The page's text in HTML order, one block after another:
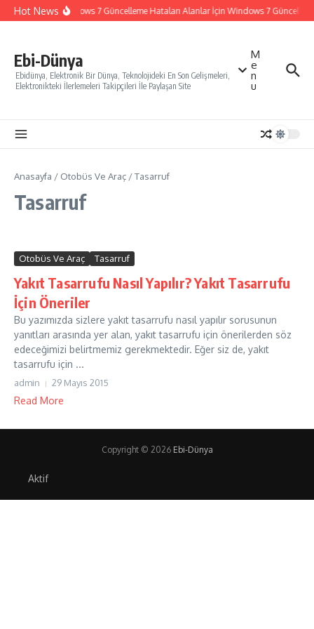
İçeriğe atla
Hot NewsWindows 7 Güncelleme Hataları Alanlar İçin Windows 7
Ebi-Dünya
Ebidünya, Elektronik Bir Dünya, Teknolojideki En Son Gelişmeleri,
Elektronikteki İlerlemeleri Takipçileri İle Paylaşan Site
M
e
n
u
Anasayfa / Otobüs Ve Araç /Tasarruf
Tasarruf
Otobüs Ve Araç Tasarruf
Yakıt Tasarrufu Nasıl Yapılır? Yakıt Tasarrufu
İçin Öneriler
Bu yazımızda sizlere yakıt tasarrufu nasıl yapılır sorusunun
yanıtları arasında yer alan, yakıt tasarrufu için önerilerden söz
edeceğimizi belirtmemiz gerekmektedir. Eğer siz de, yakıt
tasarrufu için ...
admin 29 Mayıs 2015
Read More
Copyright © 2026 Ebi-Dünya
Aktif